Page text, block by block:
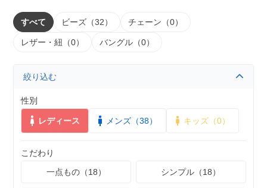
すべて ビーズ（32） チェーン（0）
レザー・紐（0） バングル（0）
絞り込む
性別
レディース メンズ（38） キッズ（0）
こだわり
一点もの（18）
シンプル（18）